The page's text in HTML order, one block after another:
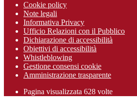
Cookie policy
Note legali
Informativa Privacy
Ufficio Relazioni con il Pubblico
Dichiarazione di accessibilità
Obiettivi di accessibilità
Whistleblowing
Gestione consensi cookie
Amministrazione trasparente
Pagina visualizzata 628 volte